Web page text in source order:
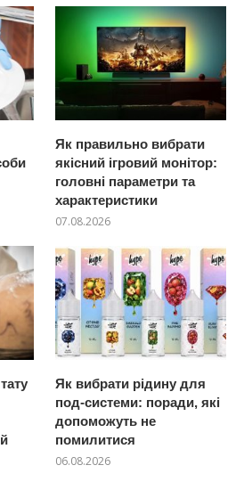
Як правильно вибрати
якісний ігровий монітор:
головні параметри та
характеристики
07.08.2026
Як вибрати рідину для
под-системи: поради, які
допоможуть не
помилитися
06.08.2026